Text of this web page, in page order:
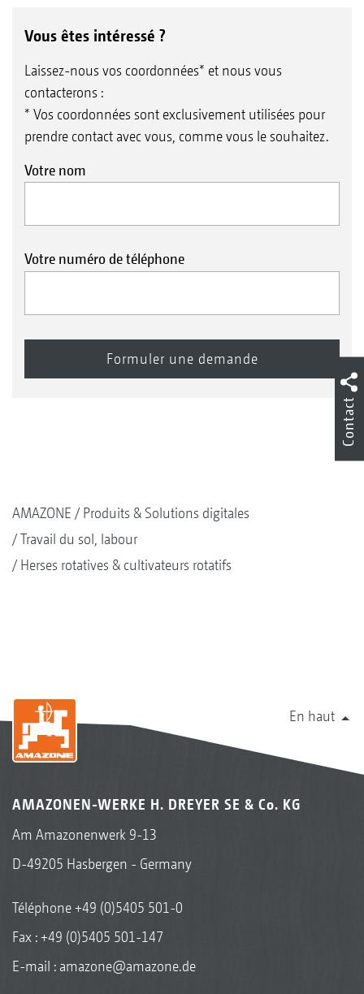
Vous êtes intéressé ?
Laissez-nous vos coordonnées* et nous vous
contacterons :
* Vos coordonnées sont exclusivement utilisées pour
prendre contact avec vous, comme vous le souhaitez.
Votre nom
Votre numéro de téléphone
AMAZONE
Produits & Solutions digitales
Travail du sol, labour
Herses rotatives & cultivateurs rotatifs
En haut
AMAZONEN-WERKE H. DREYER SE & Co. KG
Am Amazonenwerk 9-13
D-49205 Hasbergen - Germany
Téléphone+49 (0)5405 501-0
Fax : +49 (0)5405 501-147
E-mail : amazone@amazone.de
Contact